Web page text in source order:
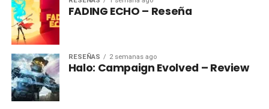
FADING ECHO – Reseña
RESEÑAS 2 semanas ago
Halo: Campaign Evolved – Review